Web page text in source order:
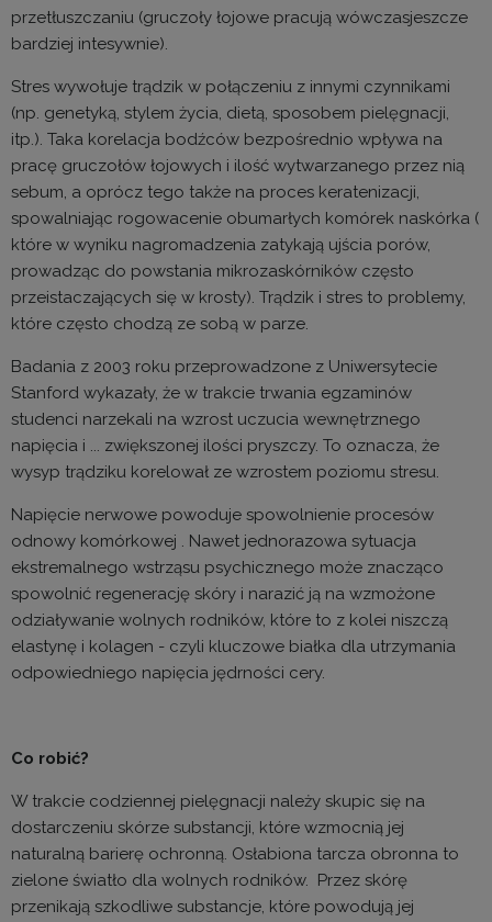
przetłuszczaniu (gruczoły łojowe pracują wówczasjeszcze
bardziej intesywnie).
Stres wywołuje trądzik w połączeniu z innymi czynnikami
(np. genetyką, stylem życia, dietą, sposobem pielęgnacji,
itp.). Taka korelacja bodźców bezpośrednio wpływa na
pracę gruczołów łojowych i ilość wytwarzanego przez nią
sebum, a oprócz tego także na proces keratenizacji,
spowalniając rogowacenie obumarłych komórek naskórka (
które w wyniku nagromadzenia zatykają ujścia porów,
prowadząc do powstania mikrozaskórników często
przeistaczających się w krosty). Trądzik i stres to problemy,
które często chodzą ze sobą w parze.
Badania z 2003 roku przeprowadzone z Uniwersytecie
Stanford wykazały, że w trakcie trwania egzaminów
studenci narzekali na wzrost uczucia wewnętrznego
napięcia i ... zwiększonej ilości pryszczy. To oznacza, że
wysyp trądziku korelował ze wzrostem poziomu stresu.
Napięcie nerwowe powoduje spowolnienie procesów
odnowy komórkowej . Nawet jednorazowa sytuacja
ekstremalnego wstrząsu psychicznego może znacząco
spowolnić regenerację skóry i narazić ją na wzmożone
odziaływanie wolnych rodników, które to z kolei niszczą
elastynę i kolagen - czyli kluczowe białka dla utrzymania
odpowiedniego napięcia jędrności cery.
Co robić?
W trakcie codziennej pielęgnacji należy skupic się na
dostarczeniu skórze substancji, które wzmocnią jej
naturalną barierę ochronną. Osłabiona tarcza obronna to
zielone światło dla wolnych rodników. Przez skórę
przenikają szkodliwe substancje, które powodują jej